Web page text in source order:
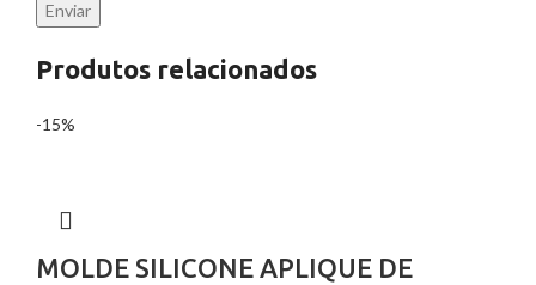
Produtos relacionados
-15%
MOLDE SILICONE APLIQUE DE